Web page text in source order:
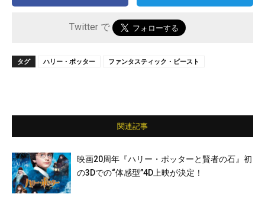
Twitter で
タグ ハリー・ポッター ファンタスティック・ビースト
関連記事
映画20周年『ハリー・ポッターと賢者の石』初
の3Dでの“体感型”4D上映が決定！